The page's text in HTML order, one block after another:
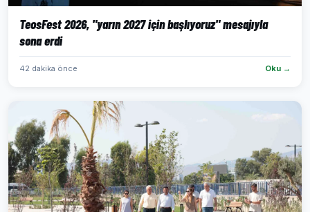
TeosFest 2026, "yarın 2027 için başlıyoruz" mesajıyla
sona erdi
42 dakika önce Oku →